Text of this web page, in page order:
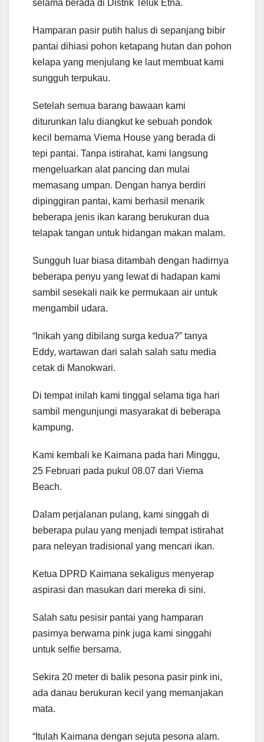
selama berada di Distrik Teluk Etna.
Hamparan pasir putih halus di sepanjang bibir
pantai dihiasi pohon ketapang hutan dan pohon
kelapa yang menjulang ke laut membuat kami
sungguh terpukau.
Setelah semua barang bawaan kami
diturunkan lalu diangkut ke sebuah pondok
kecil bernama Viema House yang berada di
tepi pantai. Tanpa istirahat, kami langsung
mengeluarkan alat pancing dan mulai
memasang umpan. Dengan hanya berdiri
dipinggiran pantai, kami berhasil menarik
beberapa jenis ikan karang berukuran dua
telapak tangan untuk hidangan makan malam.
Sungguh luar biasa ditambah dengan hadirnya
beberapa penyu yang lewat di hadapan kami
sambil sesekali naik ke permukaan air untuk
mengambil udara.
“Inikah yang dibilang surga kedua?” tanya
Eddy, wartawan dari salah salah satu media
cetak di Manokwari.
Di tempat inilah kami tinggal selama tiga hari
sambil mengunjungi masyarakat di beberapa
kampung.
Kami kembali ke Kaimana pada hari Minggu,
25 Februari pada pukul 08.07 dari Viema
Beach.
Dalam perjalanan pulang, kami singgah di
beberapa pulau yang menjadi tempat istirahat
para neleyan tradisional yang mencari ikan.
Ketua DPRD Kaimana sekaligus menyerap
aspirasi dan masukan dari mereka di sini.
Salah satu pesisir pantai yang hamparan
pasirnya berwarna pink juga kami singgahi
untuk selfie bersama.
Sekira 20 meter di balik pesona pasir pink ini,
ada danau berukuran kecil yang memanjakan
mata.
“Itulah Kaimana dengan sejuta pesona alam.